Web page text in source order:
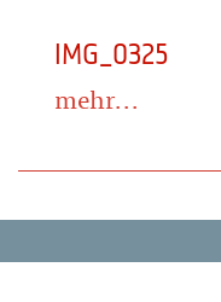
IMG_0325
mehr...